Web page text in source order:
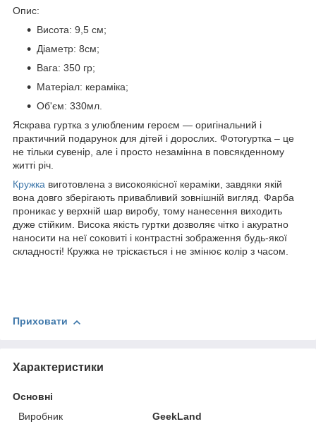
Опис:
Висота: 9,5 см;
Діаметр: 8см;
Вага: 350 гр;
Матеріал: кераміка;
Об'єм: 330мл.
Яскрава гуртка з улюбленим героєм ― оригінальний і
практичний подарунок для дітей і дорослих. Фотогуртка – це
не тільки сувенір, але і просто незамінна в повсякденному
житті річ.
Кружка виготовлена з високоякісної кераміки, завдяки якій
вона довго зберігають привабливий зовнішній вигляд. Фарба
проникає у верхній шар виробу, тому нанесення виходить
дуже стійким. Висока якість гуртки дозволяє чітко і акуратно
наносити на неї соковиті і контрастні зображення будь-якої
складності! Кружка не тріскається і не змінює колір з часом.
Приховати
Характеристики
Основні
Виробник
GeekLand